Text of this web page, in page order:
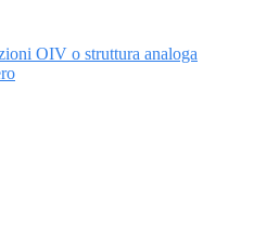
OIV o struttura analoga